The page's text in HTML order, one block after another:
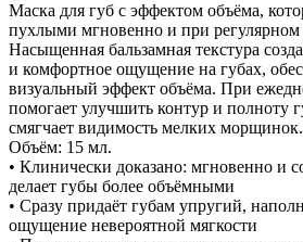
Маска для губ с эффектом объёма,
пухлыми мгновенно и при регулярном
Насыщенная бальзамная текстура
и комфортное ощущение на губах,
визуальный эффект объёма. При
помогает улучшить контур и полноту
смягчает видимость мелких морщинок.
Объём: 15 мл.
• Клинически доказано: мгновенно и
делает губы более объёмными
• Сразу придаёт губам упругий,
ощущение невероятной мягкости